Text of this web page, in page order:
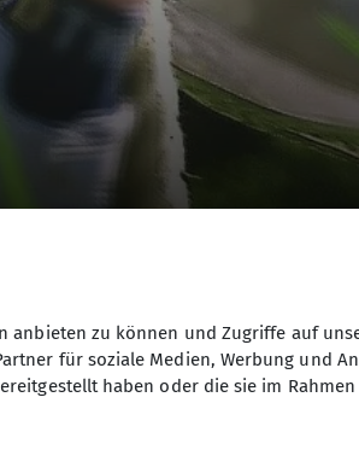
anbieten zu können und Zugriffe auf
für soziale Medien, Werbung und
haben oder die sie im